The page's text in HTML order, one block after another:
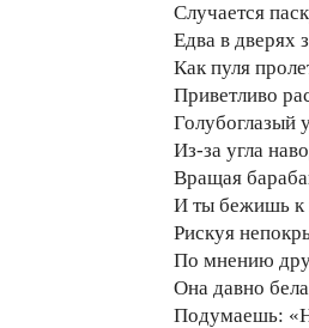
Случается
Едва в дверях
Как пуля
Приветливо
Голубоглазый
Из-за угла
Вращая
И ты бежишь к
Рискуя
По мнению
Она давно
Подумаешь: